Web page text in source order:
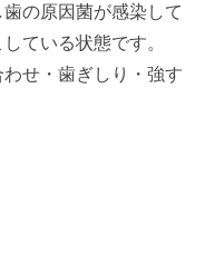
の原因菌が感染して
ている状態です。
せ・歯ぎしり・強す